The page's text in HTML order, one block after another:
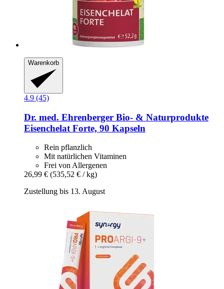
Warenkorb
4.9 (45)
Dr. med. Ehrenberger Bio- & Naturprodukte
Eisenchelat Forte, 90 Kapseln
Rein pflanzlich
Mit natürlichen Vitaminen
Frei von Allergenen
26,99 € (535,52 € / kg)
Zustellung bis 13. August